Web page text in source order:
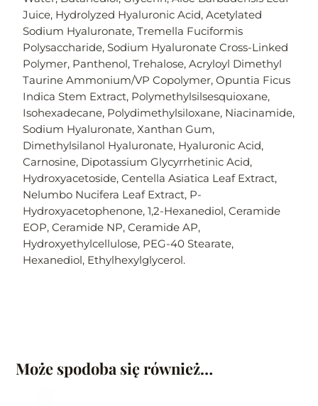
Juice, Hydrolyzed Hyaluronic Acid, Acetylated
Sodium Hyaluronate, Tremella Fuciformis
Polysaccharide, Sodium Hyaluronate Cross-Linked
Polymer, Panthenol, Trehalose, Acryloyl Dimethyl
Taurine Ammonium/VP Copolymer, Opuntia Ficus
Indica Stem Extract, Polymethylsilsesquioxane,
Isohexadecane, Polydimethylsiloxane, Niacinamide,
Sodium Hyaluronate, Xanthan Gum,
Dimethylsilanol Hyaluronate, Hyaluronic Acid,
Carnosine, Dipotassium Glycyrrhetinic Acid,
Hydroxyacetoside, Centella Asiatica Leaf Extract,
Nelumbo Nucifera Leaf Extract, P-
Hydroxyacetophenone, 1,2-Hexanediol, Ceramide
EOP, Ceramide NP, Ceramide AP,
Hydroxyethylcellulose, PEG-40 Stearate,
Hexanediol, Ethylhexylglycerol.
Może spodoba się również…